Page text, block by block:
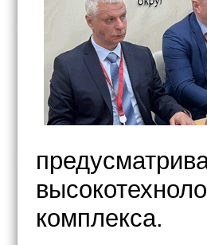
комплекса.